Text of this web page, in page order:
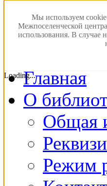
Мы используем
Межпоселенческой
использования. В случае
Loading...
Версия
ПОИСК В
Главная
О
Общая
Режим